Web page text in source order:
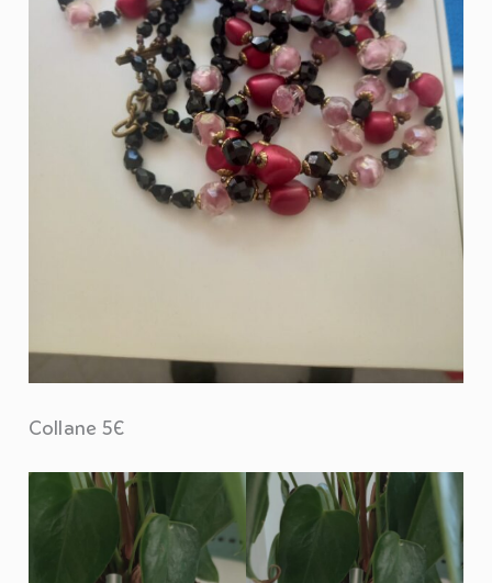
Collane 5€